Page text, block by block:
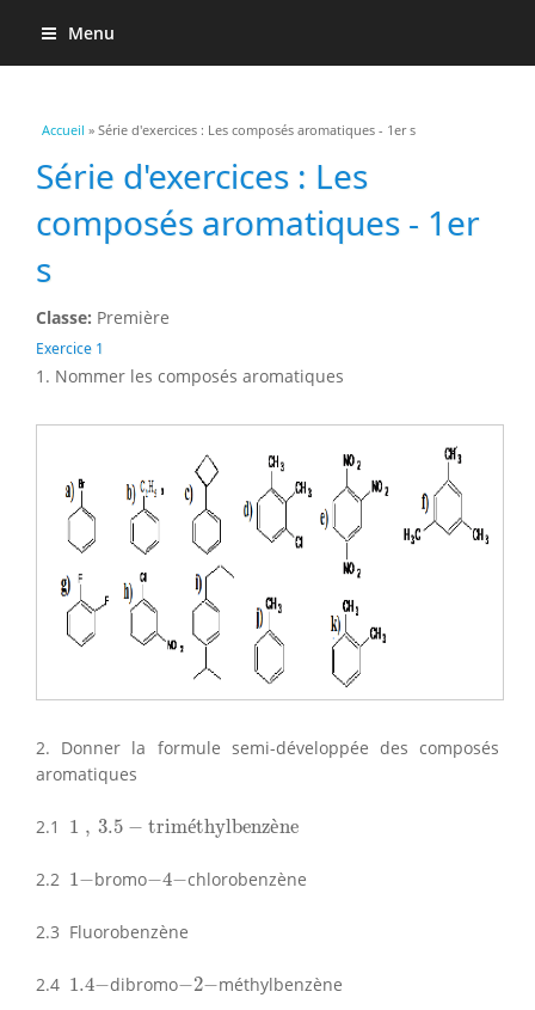
Menu
Vous êtes ici
Accueil » Série d'exercices : Les composés aromatiques - 1er s
Série d'exercices : Les
composés aromatiques - 1er
s
Classe: Première
Exercice 1
1. Nommer les composés aromatiques
2. Donner la formule semi-développée des composés
aromatiques
2.1 1 , 3.5 − triméthylbenzène
1 3.5− triméthylbenzène
2.2 1−
1 bromo−4−
4 chlorobenzène
2.3 Fluorobenzène
2.4 1.4−
1.4 dibromo−2−
2− méthylbenzène